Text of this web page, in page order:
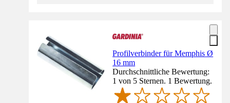
Profilverbinder für Memphis Ø
16 mm
Durchschnittliche Bewertung:
1 von 5 Sternen. 1 Bewertung.